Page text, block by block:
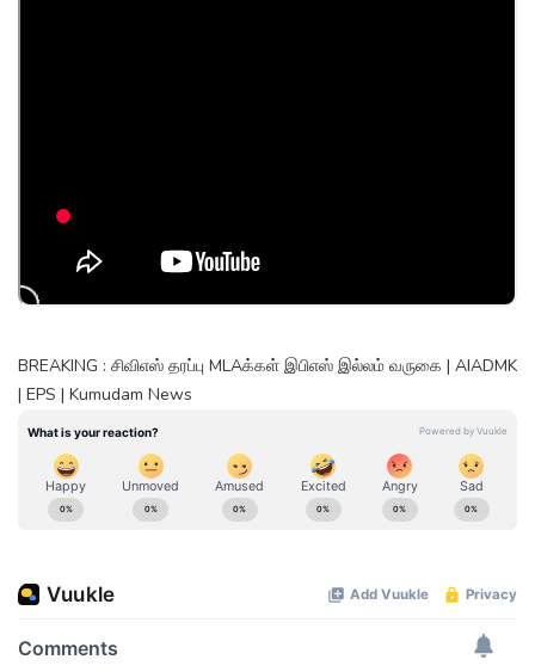
BREAKING : சிவிஎஸ் தரப்பு MLAக்கள் இபிஎஸ் இல்லம் வருகை | AIADMK
| EPS | Kumudam News